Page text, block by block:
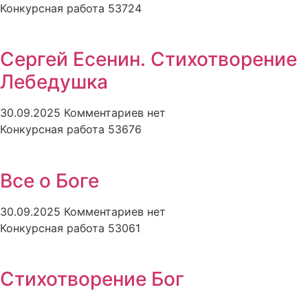
Конкурсная работа 53724
Сергей Есенин. Стихотворение
Лебедушка
30.09.2025 Комментариев нет
Конкурсная работа 53676
Все о Боге
30.09.2025 Комментариев нет
Конкурсная работа 53061
Стихотворение Бог